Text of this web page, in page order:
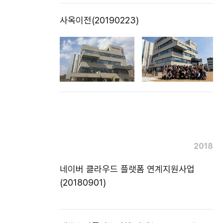
사옥이전(20190223)
2018
네이버 클라우드 플랫폼 연계지원사업
(20180901)